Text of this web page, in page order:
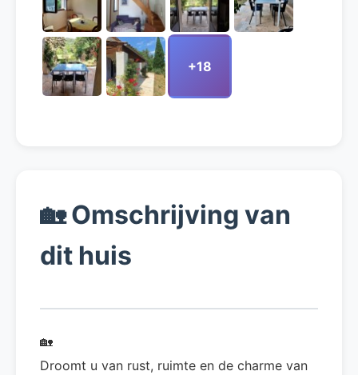
+18
🏡Omschrijving van
dit huis
🏡
Droomt u van rust, ruimte en de charme van